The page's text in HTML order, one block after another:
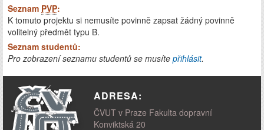
Seznam PVP:
K tomuto projektu si nemusíte povinně zapsat žádný povinně
volitelný předmět typu B.
Seznam studentů:
Pro zobrazení seznamu studentů se musíte přihlásit.
ADRESA:
ČVUT v Praze Fakulta dopravní
Konviktská 20